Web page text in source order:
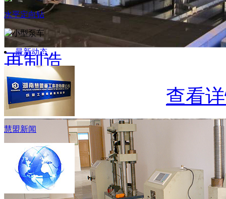
水平定向钻
最新动态
慧盟新闻
再制造
查看